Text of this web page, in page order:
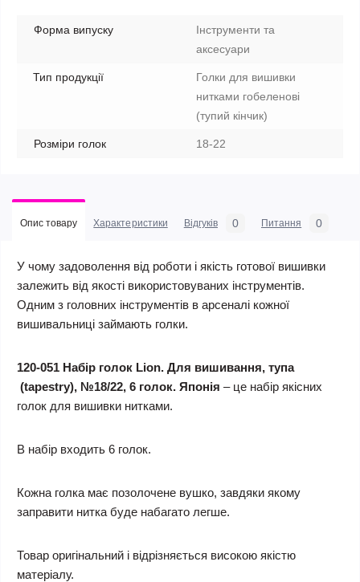
Форма випуску
Інструменти та
аксесуари
Тип продукції
Голки для вишивки
нитками гобеленові
(тупий кінчик)
Розміри голок 18-22
Опис товару Характеристики Відгуків 0 Питання 0
У чому задоволення від роботи і якість готової вишивки
залежить від якості використовуваних інструментів.
Одним з головних інструментів в арсеналі кожної
вишивальниці займають голки.
120-051 Набір голок Lion. Для вишивання, тупа
(tapestry), №18/22, 6 голок. Японія – це набір якісних
голок для вишивки нитками.
В набір входить 6 голок.
Кожна голка має позолочене вушко, завдяки якому
заправити нитка буде набагато легше.
Товар оригінальний і відрізняється високою якістю
матеріалу.